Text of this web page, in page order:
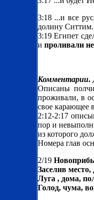
3:18 ...и все
долину Ситтим.
3:19 Египет
и проливали
Комментарии.
Описаны
проживали, в
свое карающее
2:12-2:17
пор и
из которого
Номера глав
2/19
Заселив
Луга , дома,
Голод, чума,